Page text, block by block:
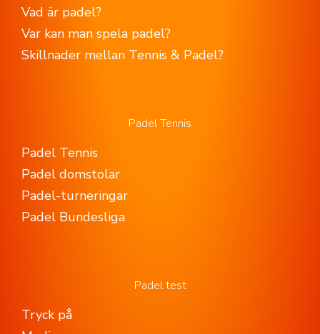
Vad är padel?
Var kan man spela padel?
Skillnader mellan Tennis & Padel?
Padel Tennis
Padel Tennis
Padel domstolar
Padel-turneringar
Padel Bundesliga
Padel test
Tryck på